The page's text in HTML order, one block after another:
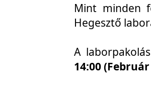
Mint minden
Hegesztő
A
14:00